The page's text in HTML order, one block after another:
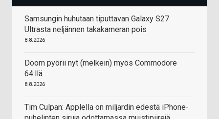
Samsungin huhutaan tiputtavan Galaxy S27
Ultrasta neljännen takakameran pois
8.8.2026
Doom pyörii nyt (melkein) myös Commodore
64:llä
8.8.2026
Tim Culpan: Applella on miljardin edestä iPhone-